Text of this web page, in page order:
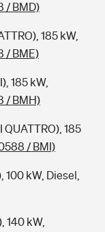
/ BMD)
185 kW,
/ BME)
185 kW,
/ BMH)
QUATTRO), 185
/ BMI)
100 kW, Diesel,
140 kW,